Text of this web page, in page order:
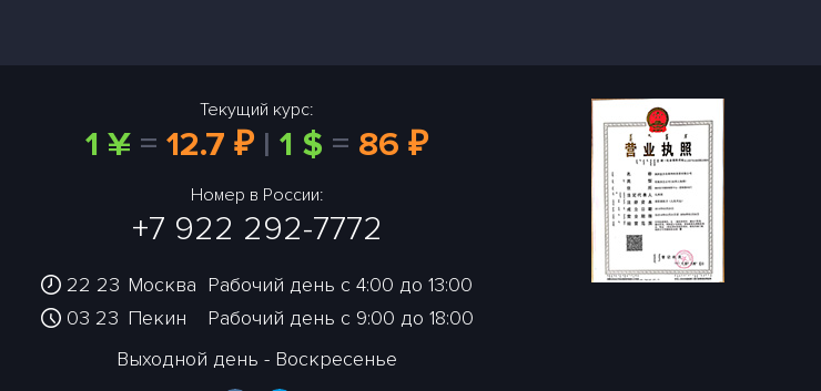
Текущий курс:
1 ¥ = 12.7 ₽ | 1 $ = 86 ₽
Номер в России:
+7 922 292-7772
22:23 Москва
03:23 Пекин
Рабочий день с 4:00 до 13:00
Рабочий день с 9:00 до 18:00
Выходной день - Воскресенье